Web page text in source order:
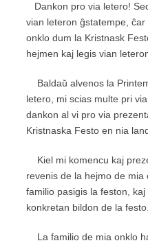
Dankon pro via letero!
vian leteron ĝstatempe,
onklo dum la Kristnask
hejmen kaj legis vian
Baldaŭ alvenos la
letero, mi scias multe pri
dankon al vi pro via
Kristnaska Festo en nia
Kiel mi komencu kaj
revenis de la hejmo de
familio pasigis la feston,
konkretan bildon de la festo.
La familio de mia onklo